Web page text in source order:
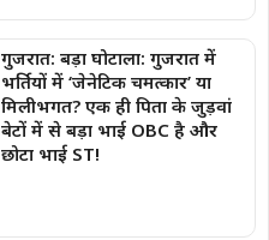
गुजरात: बड़ा घोटाला: गुजरात में
भर्तियों में ‘जेनेटिक चमत्कार’ या
मिलीभगत? एक ही पिता के जुड़वां
बेटों में से बड़ा भाई OBC है और
छोटा भाई ST!